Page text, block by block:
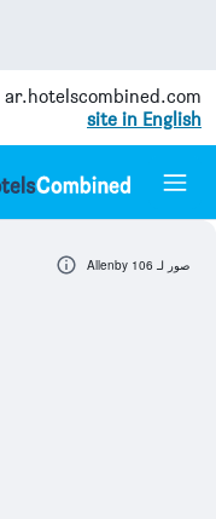
ar.hotelscombined.com
site in English
صور لـ Allenby 106